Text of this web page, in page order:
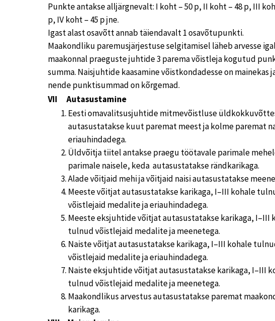
Punkte antakse alljärgnevalt: I koht – 50 p, II koht – 48 p, III
p, IV koht – 45 p jne.
Igast alast osavõtt annab täiendavalt 1 osavõtupunkti.
Maakondliku paremusjärjestuse selgitamisel läheb arvesse igal
maakonnal praeguste juhtide 3 parema võistleja kogutud
summa. Naisjuhtide kaasamine võistkondadesse on mainekas
nende punktisummad on kõrgemad.
VII Autasustamine
Eesti omavalitsusjuhtide mitmevõistluse
autasustatakse kuut paremat meest ja kolme paremat
eriauhindadega.
Üldvõitja tiitel antakse praegu töötavale parimale
parimale naisele, keda autasustatakse rändkarikaga.
Alade võitjaid mehi ja võitjaid naisi autasustatakse
Meeste võitjat autasustatakse karikaga, I–III kohale
võistlejaid medalite ja eriauhindadega.
Meeste eksjuhtide võitjat autasustatakse karikaga, I–III
tulnud võistlejaid medalite ja meenetega.
Naiste võitjat autasustatakse karikaga, I–III kohale
võistlejaid medalite ja eriauhindadega.
Naiste eksjuhtide võitjat autasustatakse karikaga, I–III
tulnud võistlejaid medalite ja meenetega.
Maakondlikus arvestus autasustatakse paremat
karikaga.